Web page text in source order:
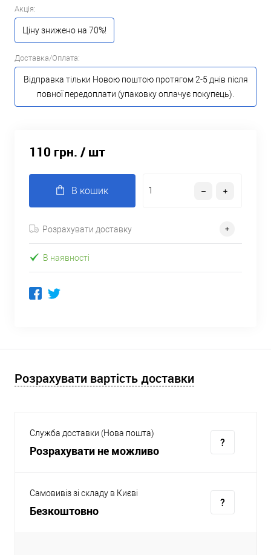
Акція:
Ціну знижено на 70%!
Доставка/Оплата:
Відправка тільки Новою поштою протягом 2-5 днів після
повної передоплати (упаковку оплачує покупець).
110 грн. / шт
В кошик
Розрахувати доставку
В наявності
Розрахувати вартість доставки
Служба доставки (Нова пошта)
Розрахувати не можливо
Самовивіз зі складу в Києві
Безкоштовно